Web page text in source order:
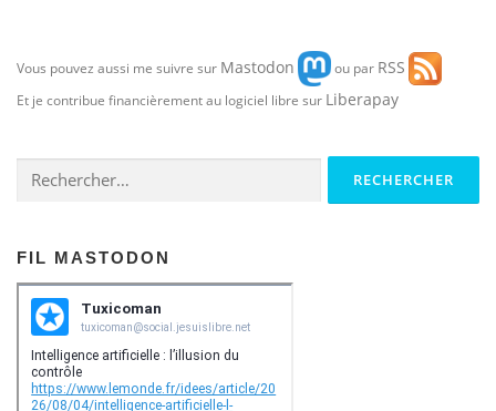
Vous pouvez aussi me suivre sur Mastodon ou par RSS
Et je contribue financièrement au logiciel libre sur Liberapay
FIL MASTODON